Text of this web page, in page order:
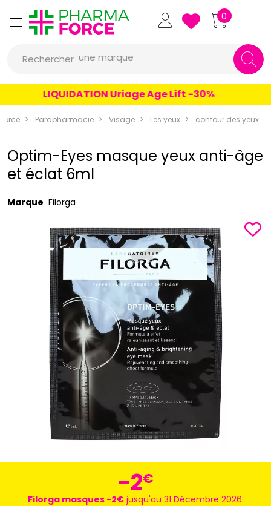
Pharmaforce Grande
0
Rechercher
un produit
une marque
LIQUIDATION Uriage Age Lift -30%
Parapharmacie Visage Les yeux contour des yeux
Optim-Eyes masque yeux anti-âge
et éclat 6ml
Marque Filorga
-2€
Filorga masques -2€jusqu'au 31 Décembre 2026.